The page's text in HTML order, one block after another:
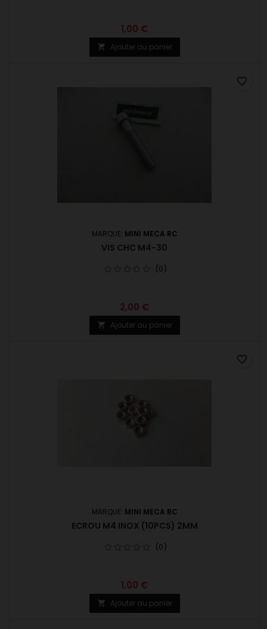
1,00 €
 Ajouter au panier
MARQUE: MINI MECA RC
VIS CHC M4-30
(0)
2,00 €
 Ajouter au panier
favorite_border
MARQUE: MINI MECA RC
ECROU M4 INOX (10PCS) 2MM
(0)
1,00 €
 Ajouter au panier
favorite_border